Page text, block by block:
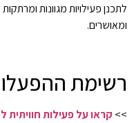
לתכנן פעילויות מגוונות
ומאושרים.
רשימת
>> קראו על פעילות